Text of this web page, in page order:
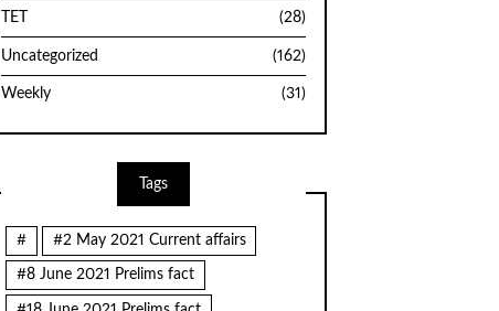
TET (28)
Uncategorized (162)
Weekly (31)
Tags
# #2 May 2021 Current affairs
#8 June 2021 Prelims fact